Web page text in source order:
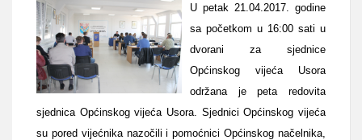
U petak 21.04.2017. godine
sa početkom u 16:00 sati u
dvorani za sjednice
Općinskog vijeća Usora
održana je peta redovita
sjednica Općinskog vijeća Usora. Sjednici Općinskog vijeća
su pored vijećnika nazočili i pomoćnici Općinskog načelnika,